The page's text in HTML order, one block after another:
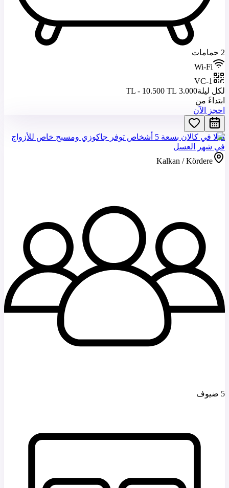
2 حمامات
Wi-Fi
VC-1
لكل ليلة3.000 TL - 10.500 TL
ابتداءً من
احجز الآن
فيلا في كالان بسعة 5 أشخاص توفر جاكوزي ومسبح خاص للأزواج
في شهر العسل
Kalkan / Kördere
5 ضيوف